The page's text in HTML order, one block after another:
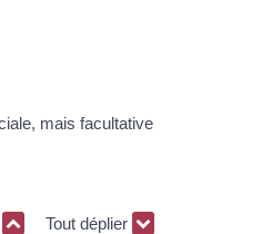
mais facultative
Tout déplier